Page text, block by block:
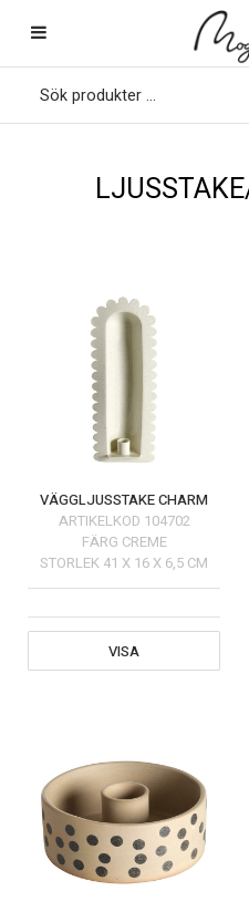
VÄGGLJUSSTAKE CHARM
ARTIKELKOD 104702
FÄRG CREME
STORLEK 41 X 16 X 6,5 CM
VISA